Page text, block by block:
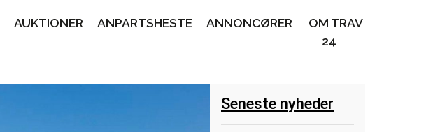
Seneste nyheder
AUKTIONER ANPARTSHESTE ANNONCØRER
OM TRAV
24